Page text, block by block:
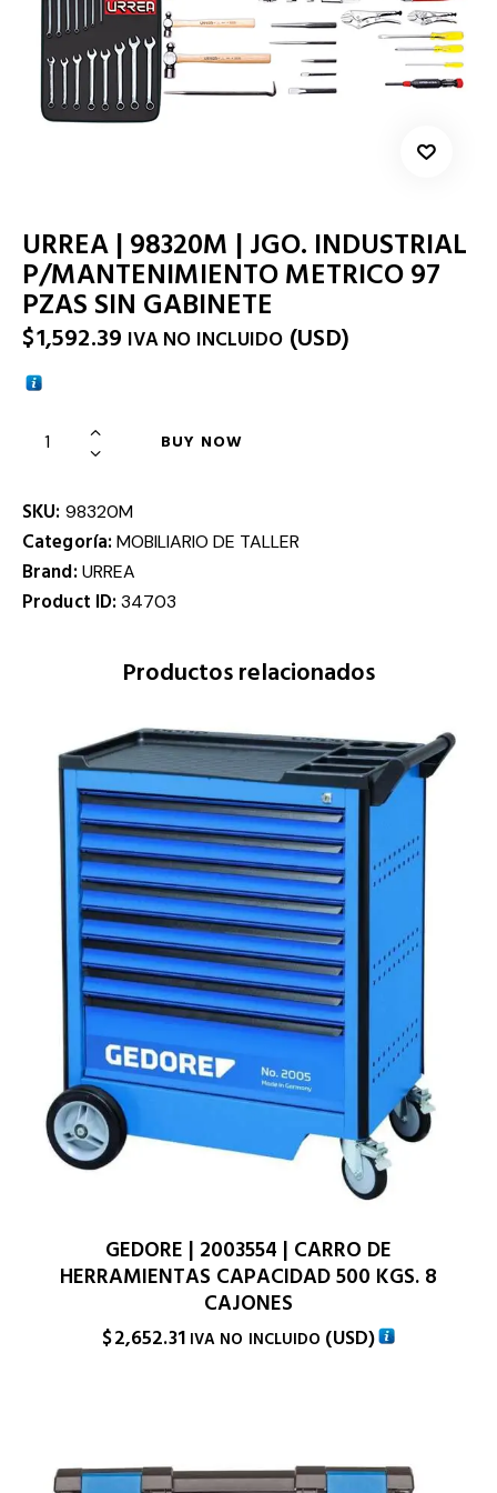
URREA | 98320M | JGO. INDUSTRIAL
P/MANTENIMIENTO METRICO 97
PZAS SIN GABINETE
$1,592.39 IVA NO INCLUIDO (USD)
BUY NOW
SKU: 98320M
Categoría:MOBILIARIO DE TALLER
Brand: URREA
Product ID:34703
Productos relacionados
GEDORE | 2003554 | CARRO DE
HERRAMIENTAS CAPACIDAD 500 KGS. 8
CAJONES
$2,652.31 IVA NO INCLUIDO (USD)